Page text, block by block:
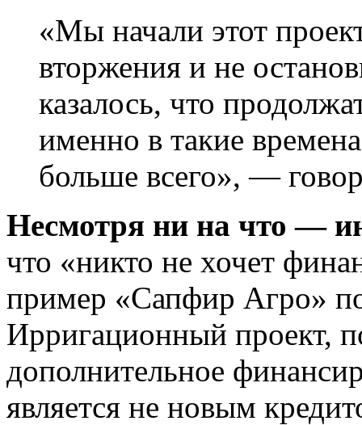
«Мы начали этот
вторжения и не
казалось, что
именно в такие
больше всего», —
Несмотря ни на что —
что «никто не хочет
пример «Сапфир Агро»
Ирригационный проект,
дополнительное
является не новым